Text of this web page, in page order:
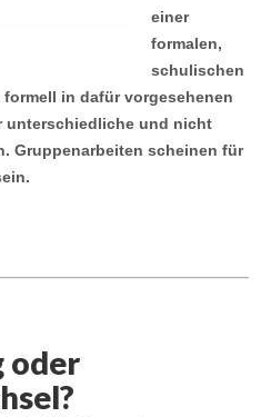
einer
formalen,
schulischen
in dafür vorgesehenen
unterschiedliche und nicht
Gruppenarbeiten scheinen für
oder